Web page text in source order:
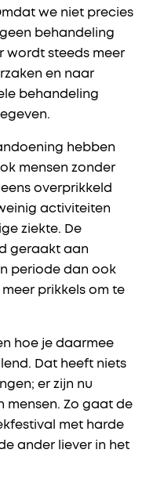
we niet precies
behandeling
wordt steeds meer
en naar
behandeling
hebben
mensen zonder
overprikkeld
activiteiten
ziekte. De
geraakt aan
periode dan ook
prikkels om te
hoe je daarmee
Dat heeft niets
er zijn nu
mensen. Zo gaat de
met harde
ander liever in het